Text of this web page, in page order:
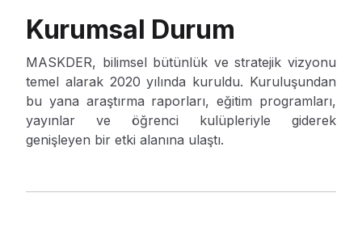
Kurumsal Durum
MASKDER, bilimsel bütünlük ve stratejik vizyonu
temel alarak 2020 yılında kuruldu. Kuruluşundan
bu yana araştırma raporları, eğitim programları,
yayınlar ve öğrenci kulüpleriyle giderek
genişleyen bir etki alanına ulaştı.